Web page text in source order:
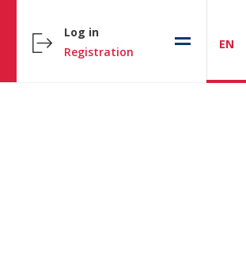
Log in
Registration
EN